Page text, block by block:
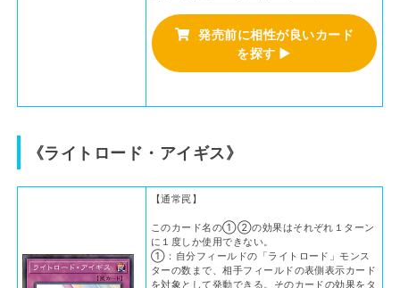
発売前に相性が良いカード
を探す ▶
《ライトロード・アイギス》
【通常罠】
このカード名の①②の効果はそれぞれ１ターン
に１度しか使用できない。
①：自分フィールドの「ライトロード」モンス
ターの数まで、相手フィールドの表側表示カード
を対象として発動できる。そのカードの効果をタ